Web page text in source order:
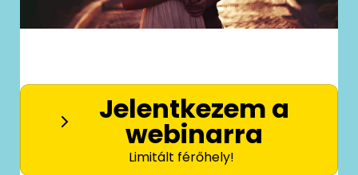
Jelentkezem a
webinarra
Limitált férőhely!